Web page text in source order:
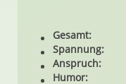
Gesamt:
Spannung:
Anspruch:
Humor: